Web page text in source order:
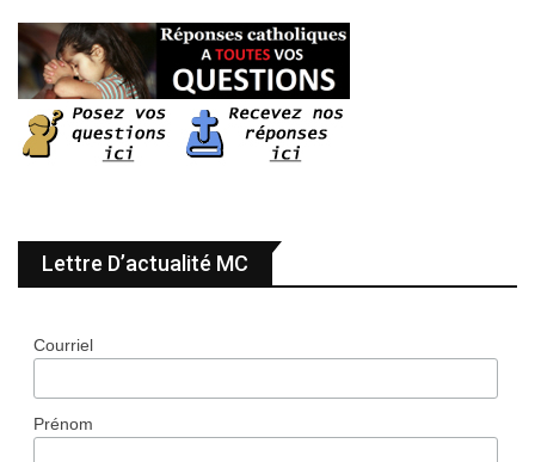
Lettre D’actualité MC
Courriel
Prénom